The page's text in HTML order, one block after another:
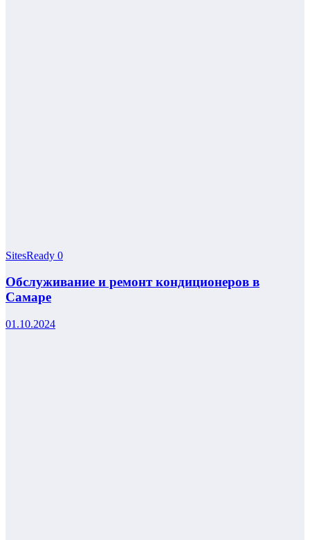
SitesReady 0
Обслуживание и ремонт кондиционеров в
Самаре
01.10.2024